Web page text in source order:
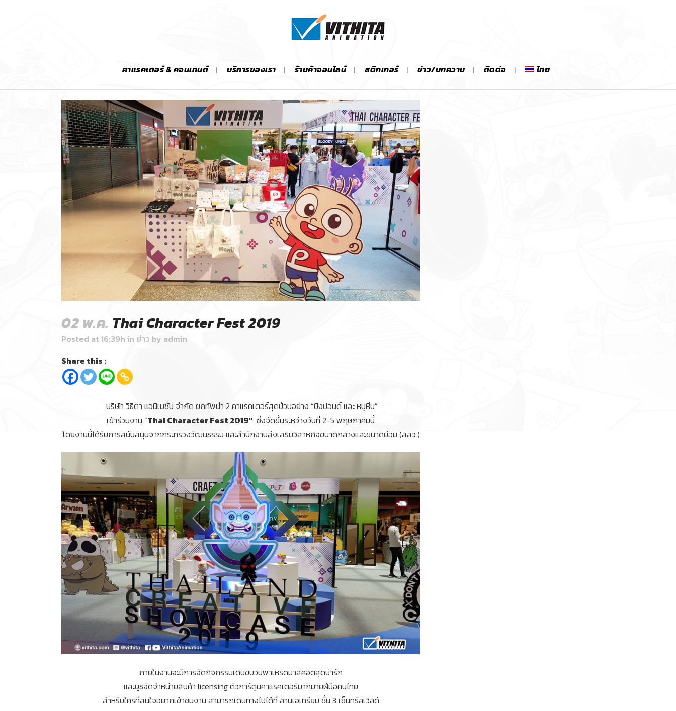
คาแรคเตอร์ & คอนเทนต์ บริการของเรา ร้านค้าออนไลน์ สติกเกอร์ ข่าว/บทความ ติดต่อ ไทย
02 พ.ค. Thai Character Fest 2019
Posted at 16:39h in ข่าว by admin
Share this :
บริษัท วิธิตา แอนิเมชั่น จำกัด ยกทัพนำ 2 คาแรคเตอร์สุดป่วนอย่าง “ปังปอนด์ และ หนูหิ่น”
เข้าร่วมงาน “Thai Character Fest 2019″ ซึ่งจัดขึ้นระหว่างวันที่ 2-5 พฤษภาคมนี้
โดยงานนี้ได้รับการสนับสนุนจากกระทรวงวัฒนธรรม และสำนักงานส่งเสริมวิสาหกิจขนาดกลางและขนาดย่อม (สสว.)
ภายในงานจะมีการจัดกิจกรรมเดินขบวนพาเหรดมาสคอตสุดน่ารัก
และบูธจัดจำหน่ายสินค้า licensing ตัวการ์ตูนคาแรค​เตอร์​มากมายฝีมือคนไทย
สำหรับใครที่สนใจอยากเข้าชมงาน สามารถเดินทางไปได้ที่ ลานเอเทรียม ชั้น 3 เซ็นทรัลเวิลด์